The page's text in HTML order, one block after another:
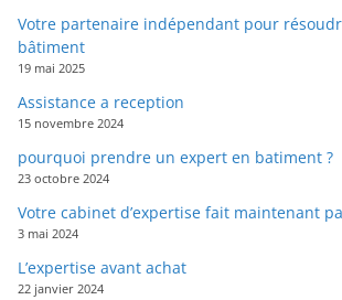
Votre partenaire indépendant pour
bâtiment
19 mai 2025
Assistance a reception
15 novembre 2024
pourquoi prendre un expert en batiment ?
23 octobre 2024
Votre cabinet d’expertise fait maintenant
3 mai 2024
L’expertise avant achat
22 janvier 2024